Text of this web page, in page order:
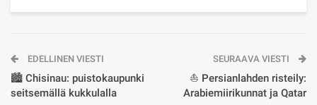
EDELLINEN VIESTI
🏙️ Chisinau: puistokaupunki
seitsemällä kukkulalla
SEURAAVA VIESTI
⛵ Persianlahden risteily:
Arabiemiirikunnat ja Qatar